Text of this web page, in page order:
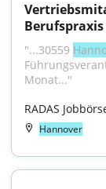
Berufspraxis
"...30559
Monat..."
RADAS
Hannover